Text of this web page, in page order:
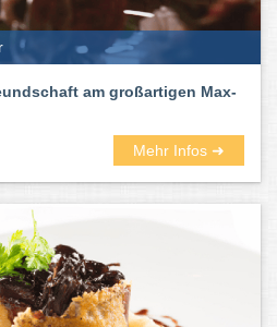
am großartigen Max-
Mehr Infos ➜